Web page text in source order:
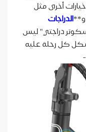
أخرى مثل
الدراجات
دراجتي" ليس
كل رحلة عليه